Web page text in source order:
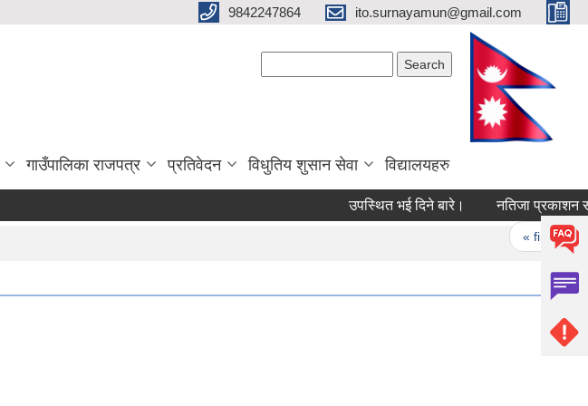
9842247864 ito.surnayamun@gmail.com
गाउँपालिका राजपत्र प्रतिवेदन विधुतिय शुसान सेवा विद्यालयहरु
उपस्थित भई दिने बारे। नतिजा प्रकाशन
« first